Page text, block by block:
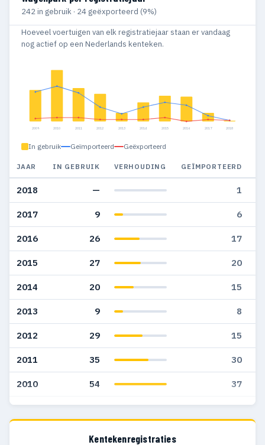
242 in gebruik · 24 geëxporteerd (9%)
Hoeveel voertuigen van elk registratiejaar staan er vandaag
nog actief op een Nederlands kenteken.
2009 2010 2011 2012 2013 2014 2015 2016 2017 2018
In gebruik Geïmporteerd Geëxporteerd
JAAR IN GEBRUIK VERHOUDING GEÏMPORTEERD
2018 — 1
2017 9 6
2016 26 17
2015 27 20
2014 20 15
2013 9 8
2012 29 15
2011 35 30
2010 54 37
2009 33 31
Kentekenregistraties